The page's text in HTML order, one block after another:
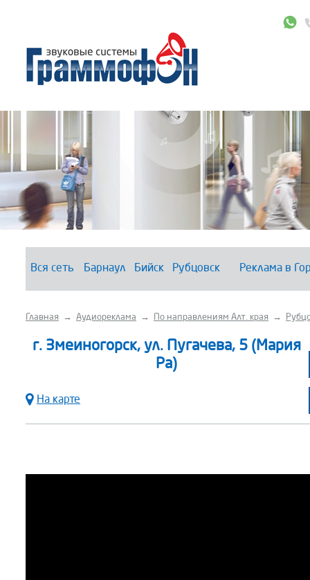
Вся сеть Барнаул Бийск Рубцовск Реклама в
Главная → Аудиореклама → По направлениям Алт. края →
г. Змеиногорск, ул. Пугачева, 5 (Мария
Ра)
На карте